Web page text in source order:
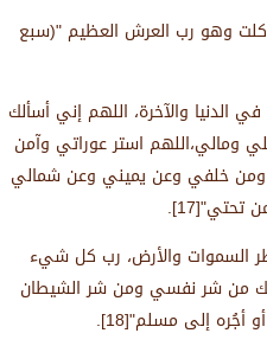
وهو رب العرش العظيم "(سبع
الدنيا والآخرة، اللهم إني أسألك
ومالي،اللهم استر عوراتي وآمن
ومن خلفي وعن يميني وعن شمالي
السموات والأرض، رب كل شيء
بك من شر نفسي ومن شر الشيطان
إلى مسلم"[18].